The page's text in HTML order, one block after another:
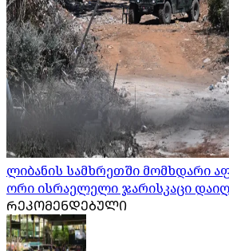
ლიბანის სამხრეთში მომხდარი
ორი ისრაელელი ჯარისკაცი
ᲠᲔᲙᲝᲛᲔᲜᲓᲔᲑᲣᲚᲘ